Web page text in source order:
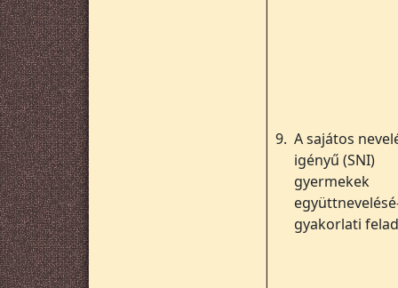
9. A sajátos
igényű (SNI)
gyermekek
gyakorlati